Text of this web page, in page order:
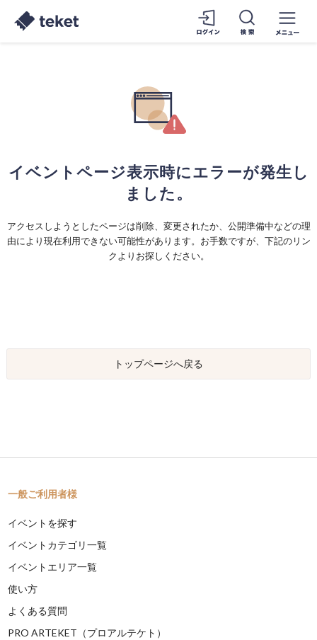
イベントページ表示時にエラーが発生し
ました。
アクセスしようとしたページは削除、変更されたか、公開準備中などの理
由により現在利用できない可能性があります。お手数ですが、下記のリン
クよりお探しください。
トップページへ戻る
一般ご利用者様
イベントを探す
イベントカテゴリ一覧
イベントエリア一覧
使い方
よくある質問
PRO ARTEKET（プロアルテケト）